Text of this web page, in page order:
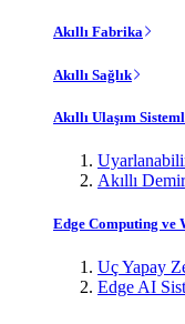
Akıllı Fabrika
Akıllı Sağlık
Akıllı Ulaşım
Akıllı
Edge Computing ve
Uç Yapay
Edge AI